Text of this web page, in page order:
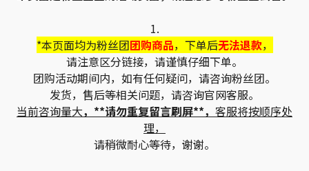
1.
*本页面均为粉丝团团购商品，下单后无法退款，
请注意区分链接，请谨慎仔细下单。
团购活动期间内，如有任何疑问，请咨询粉丝团。
发货，售后等相关问题，请咨询官网客服。
当前咨询量大，**请勿重复留言刷屏**， 客服将按顺序处
理，
请稍微耐心等待，谢谢。